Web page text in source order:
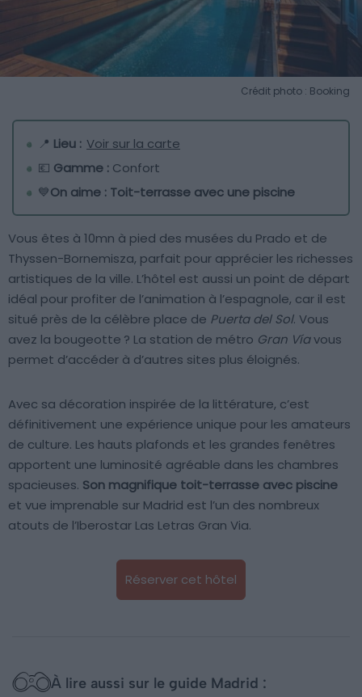
Crédit photo : Booking
📍 Lieu : Voir sur la carte
💶 Gamme : Confort
💙On aime : Toit-terrasse avec une piscine
Vous êtes à 10mn à pied des musées du Prado et de
Thyssen-Bornemisza, parfait pour apprécier les richesses
artistiques de la ville. L’hôtel est aussi un point de départ
idéal pour profiter de l’animation à l’espagnole, car il est
situé près de la célèbre place de Puerta del Sol. Vous
avez la bougeotte ? La station de métro Gran Víavous
permet d’accéder à d’autres sites plus éloignés.
Avec sa décoration inspirée de la littérature, c’est
définitivement une expérience unique pour les amateurs
de culture. Les hauts plafonds et les grandes fenêtres
apportent une luminosité agréable dans les chambres
spacieuses. Son magnifique toit-terrasse avec piscine
et vue imprenable sur Madrid est l’un des nombreux
atouts de l’Iberostar Las Letras Gran Via.
Réserver cet hôtel
À lire aussi sur le guide Madrid :